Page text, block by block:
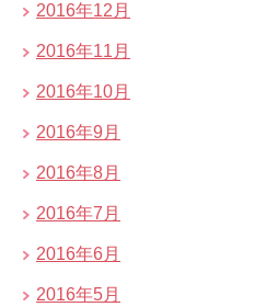
2016年12月
2016年11月
2016年10月
2016年9月
2016年8月
2016年7月
2016年6月
2016年5月